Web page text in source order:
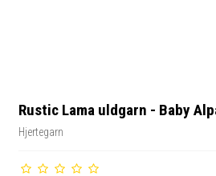
Rustic Lama uldgarn - Baby
Hjertegarn